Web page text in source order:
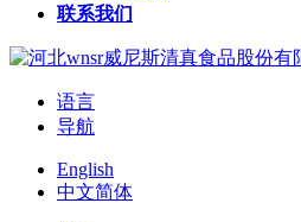
联系我们
语言
导航
English
中文简体